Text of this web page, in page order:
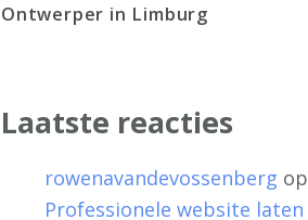
Ontwerper in Limburg
Laatste reacties
rowenavandevossenberg op
Professionele website laten